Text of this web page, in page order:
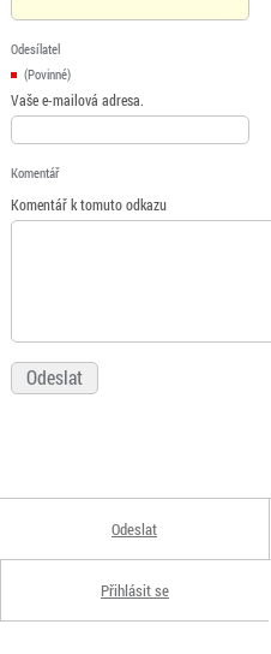
Odesílatel
(Povinné)
Vaše e-mailová adresa.
Komentář
Komentář k tomuto odkazu
Odeslat
Přihlásit se